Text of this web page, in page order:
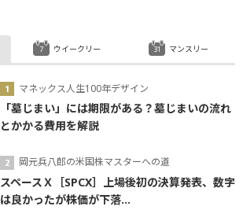
マネックス人生100年デザイン
「墓じまい」には期限がある？墓じまいの流れ
とかかる費用を解説
岡元兵八郎の米国株マスターへの道
スペースＸ［SPCX］上場後初の決算発表、数字
は良かったが株価が下落...
ウイークリー マンスリー